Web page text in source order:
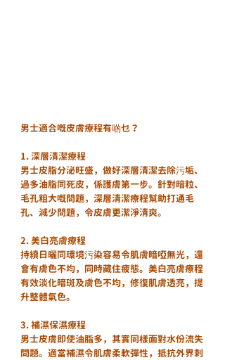
男士適合嘅皮膚療程有啲乜？
1. 深層清潔療程
男士皮脂分泌旺盛，做好深層清潔去除污垢、
過多油脂同死皮，係護膚第一步。針對暗粒、
毛孔粗大嘅問題，深層清潔療程幫助打通毛
孔、減少問題，令皮膚更潔淨清爽。
2. 美白亮膚療程
持續日曬同環境污染容易令肌膚暗啞無光，還
會有膚色不均，同時藏住疲態。美白亮膚療程
有效淡化暗斑及膚色不均，修復肌膚透亮，提
升整體氣色。
3. 補濕保濕療程
男士皮膚即使油脂多，其實同樣面對水份流失
問題。適當補濕令肌膚柔軟彈性，抵抗外界刺